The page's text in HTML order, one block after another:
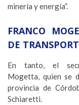
minería y energía”.
FRANCO
DE
En tanto, el
Mogetta, quien se
provincia de
Schiaretti.